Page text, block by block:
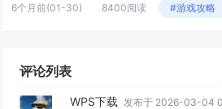
6个月前(01-30) 8400阅读 #游戏攻略
评论列表
WPS下载 发布于 2026-03-04